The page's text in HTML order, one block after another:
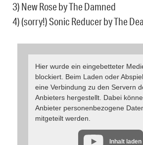
3) New Rose by The Damned
4) (sorry!) Sonic Reducer by The
Hier wurde ein eingebetteter
blockiert. Beim Laden oder
eine Verbindung zu den Servern
Anbieters hergestellt. Dabei
Anbieter personenbezogene
mitgeteilt werden.
Inhalt laden